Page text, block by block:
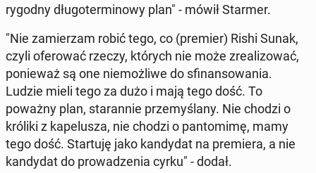
ry­god­ny dłu­go­ter­mi­no­wy plan" - mówił Starmer.
"Nie za­mie­rzam robić tego, co (premier) Rishi Sunak,
czyli ofe­ro­wać rzeczy, których nie może zre­ali­zo­wać,
po­nie­waż są one nie­moż­li­we do sfi­nan­so­wa­nia.
Ludzie mieli tego za dużo i mają tego dość. To
poważny plan, sta­ran­nie prze­my­śla­ny. Nie chodzi o
króliki z ka­pe­lu­sza, nie chodzi o pan­to­mi­mę, mamy
tego dość. Star­tu­ję jako kan­dy­dat na pre­mie­ra, a nie
kan­dy­dat do pro­wa­dze­nia cyrku" - dodał.